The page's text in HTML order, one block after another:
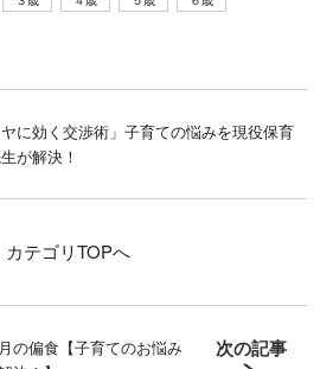
こがちきゅうのほいくえんか。』
ックほか多数。 Twitter：
ヤに効く交渉術」子育ての悩みを現役保育
が解決！
カテゴリTOPへ
の偏食【子育てのお悩み
次の記事